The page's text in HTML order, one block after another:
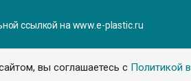
вы соглашаетесь с Политикой в
ссылкой на www.e-plastic.ru